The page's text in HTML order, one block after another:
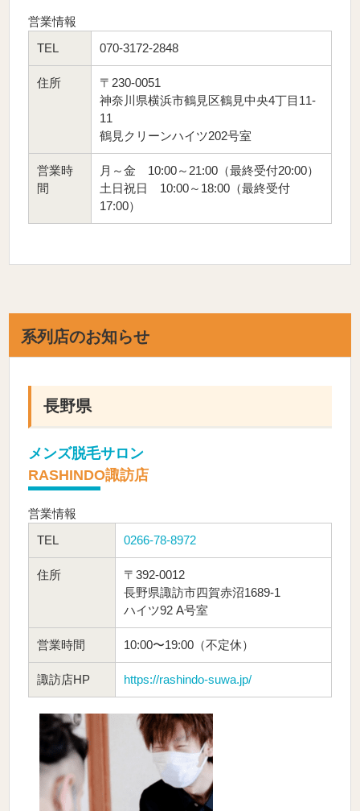
営業情報
TEL
070-3172-2848
住所
〒230-0051
神奈川県横浜市鶴見区鶴見中央4丁目11-
11
鶴見クリーンハイツ202号室
営業時
間
月～金 10:00～21:00（最終受付20:00）
土日祝日 10:00～18:00（最終受付
17:00）
系列店のお知らせ
長野県
メンズ脱毛サロン
RASHINDO諏訪店
営業情報
TEL
0266-78-8972
住所
〒392-0012
長野県諏訪市四賀赤沼1689-1
ハイツ92 A号室
営業時間 10:00〜19:00（不定休）
諏訪店HP https://rashindo-suwa.jp/